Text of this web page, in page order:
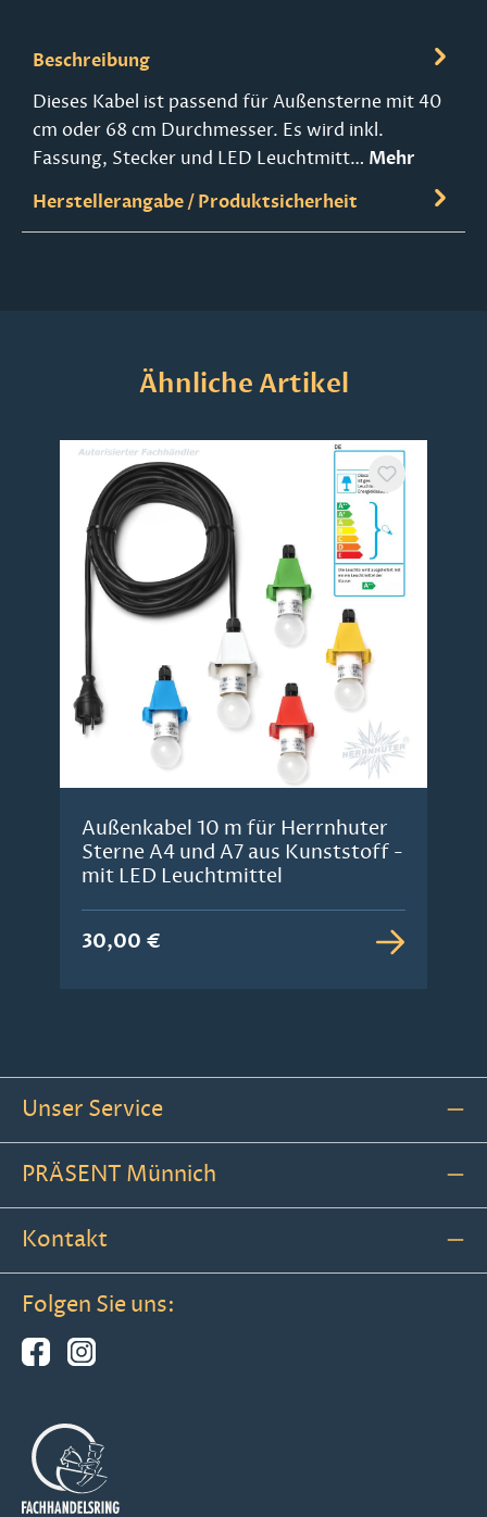
Beschreibung
Dieses Kabel ist passend für Außensterne mit 40
cm oder 68 cm Durchmesser. Es wird inkl.
Fassung, Stecker und LED Leuchtmitt… Mehr
Herstellerangabe / Produktsicherheit
Produktgalerie überspringen
Ähnliche Artikel
Außenkabel 10 m für Herrnhuter
Sterne A4 und A7 aus Kunststoff -
mit LED Leuchtmittel
30,00 €
Unser Service
PRÄSENT Münnich
Kontakt
Folgen Sie uns: